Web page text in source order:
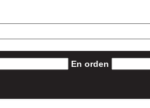
En orden